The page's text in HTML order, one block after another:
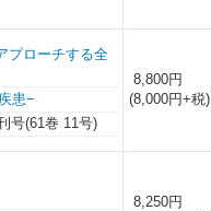
プローチする全
患−
号(61巻 11号)
8,800円
(8,000円+税)
8,250円